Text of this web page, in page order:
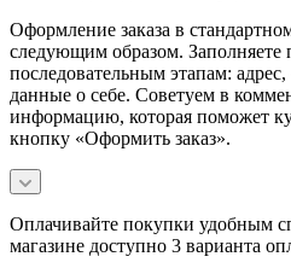
Оформление заказа в
следующим образом.
последовательным этапам:
данные о себе. Советуем в
информацию, которая поможет
кнопку «Оформить заказ».
Оплачивайте покупки удобным
магазине доступно 3 варианта